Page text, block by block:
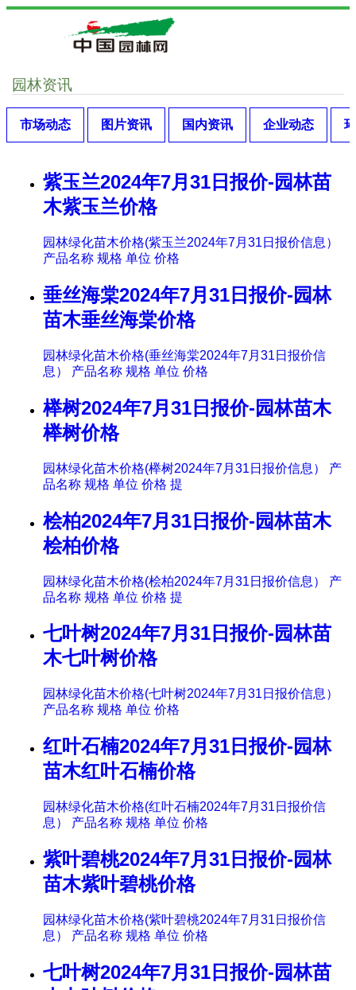
园林资讯
市场动态 图片资讯 国内资讯 企业动态
紫玉兰2024年7月31日报价-园林苗
木紫玉兰价格
园林绿化苗木价格(紫玉兰2024年7月31日报价信息）
产品名称 规格 单位 价格
垂丝海棠2024年7月31日报价-园林
苗木垂丝海棠价格
园林绿化苗木价格(垂丝海棠2024年7月31日报价信
息） 产品名称 规格 单位 价格
榉树2024年7月31日报价-园林苗木
榉树价格
园林绿化苗木价格(榉树2024年7月31日报价信息） 产
品名称 规格 单位 价格 提
桧柏2024年7月31日报价-园林苗木
桧柏价格
园林绿化苗木价格(桧柏2024年7月31日报价信息） 产
品名称 规格 单位 价格 提
七叶树2024年7月31日报价-园林苗
木七叶树价格
园林绿化苗木价格(七叶树2024年7月31日报价信息）
产品名称 规格 单位 价格
红叶石楠2024年7月31日报价-园林
苗木红叶石楠价格
园林绿化苗木价格(红叶石楠2024年7月31日报价信
息） 产品名称 规格 单位 价格
紫叶碧桃2024年7月31日报价-园林
苗木紫叶碧桃价格
园林绿化苗木价格(紫叶碧桃2024年7月31日报价信
息） 产品名称 规格 单位 价格
七叶树2024年7月31日报价-园林苗